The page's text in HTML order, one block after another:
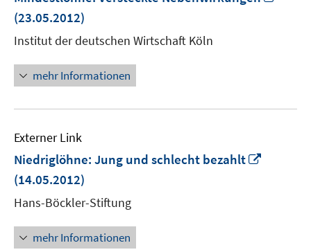
(23.05.2012)
Institut der deutschen Wirtschaft Köln
mehr Informationen
Externer Link
Niedriglöhne: Jung und schlecht bezahlt
(14.05.2012)
Hans-Böckler-Stiftung
mehr Informationen